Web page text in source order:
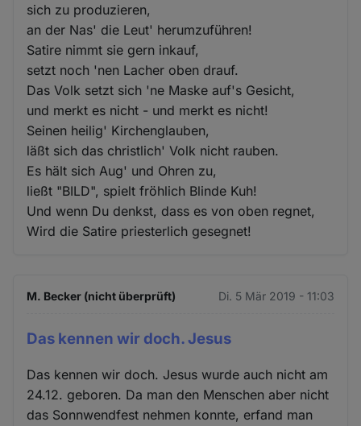
sich zu produzieren,
an der Nas' die Leut' herumzuführen!
Satire nimmt sie gern inkauf,
setzt noch 'nen Lacher oben drauf.
Das Volk setzt sich 'ne Maske auf's Gesicht,
und merkt es nicht - und merkt es nicht!
Seinen heilig' Kirchenglauben,
läßt sich das christlich' Volk nicht rauben.
Es hält sich Aug' und Ohren zu,
ließt "BILD", spielt fröhlich Blinde Kuh!
Und wenn Du denkst, dass es von oben regnet,
Wird die Satire priesterlich gesegnet!
M. Becker (nicht überprüft) Di. 5 Mär 2019 - 11:03
Das kennen wir doch. Jesus
Das kennen wir doch. Jesus wurde auch nicht am
24.12. geboren. Da man den Menschen aber nicht
das Sonnwendfest nehmen konnte, erfand man